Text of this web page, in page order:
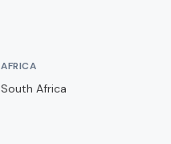
AFRICA
South Africa